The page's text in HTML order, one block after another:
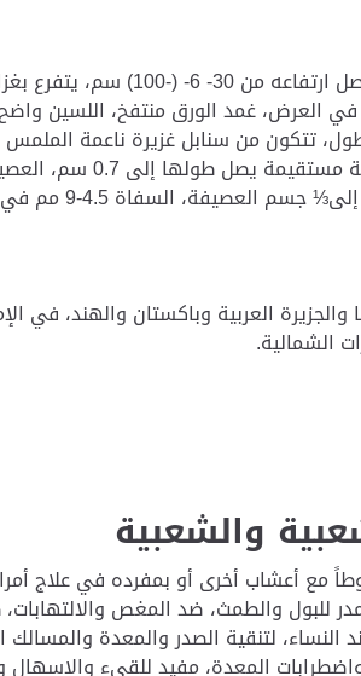
من الحشائش العطرية،
سم في الطول، 1-3 مم في العرض، غمد الورق
والأخرى جالسة،
السفاة 4.5-9 مم في الطول. الثمرة برة.
العربية وباكستان والهند، في
الشمالية.
والشعبية
مع أعشاب أخرى أو بمفرده في
للبول والطمث، ضد المغص والالتهابات،
لتنقية الصدر والمعدة
المعدة، مفيد للقيء